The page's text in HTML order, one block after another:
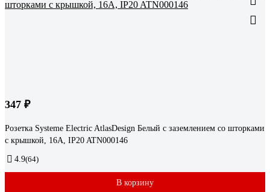
347 ₽
Розетка Systeme Electric AtlasDesign Белый с заземлением со шторками
с крышкой, 16А, IP20 ATN000146
4.9(64)
В корзину